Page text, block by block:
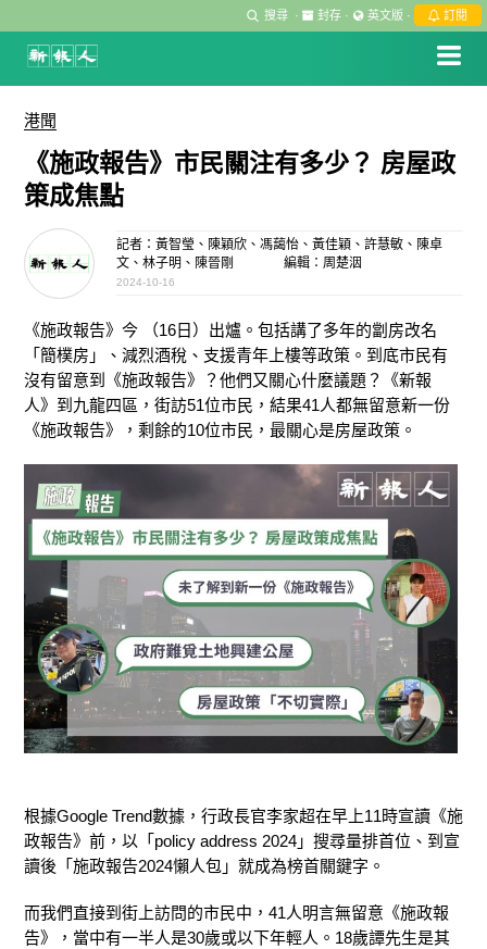
搜尋 · 封存 · 英文版 · 訂閱
港聞
《施政報告》市民關注有多少？ 房屋政
策成焦點
記者：黃智瑩、陳穎欣、馮藹怡、黃佳穎、許慧敏、陳卓
文、林子明、陳晉剛
編輯：周楚洇
2024-10-16
《施政報告》今 （16日）出爐。包括講了多年的劏房改名
「簡樸房」、減烈酒稅、支援青年上樓等政策。到底市民有
沒有留意到《施政報告》？他們又關心什麼議題？《新報
人》到九龍四區，街訪51位市民，結果41人都無留意新一份
《施政報告》，剩餘的10位市民，最關心是房屋政策。
根據Google Trend數據，行政長官李家超在早上11時宣讀《施
政報告》前，以「 policy address 2024」搜尋量排首位、到宣
讀後「施政報告2024懶人包」就成為榜首關鍵字。
而我們直接到街上訪問的市民中，41人明言無留意《施政報
告》，當中有一半人是30歲或以下年輕人。18歲譚先生是其